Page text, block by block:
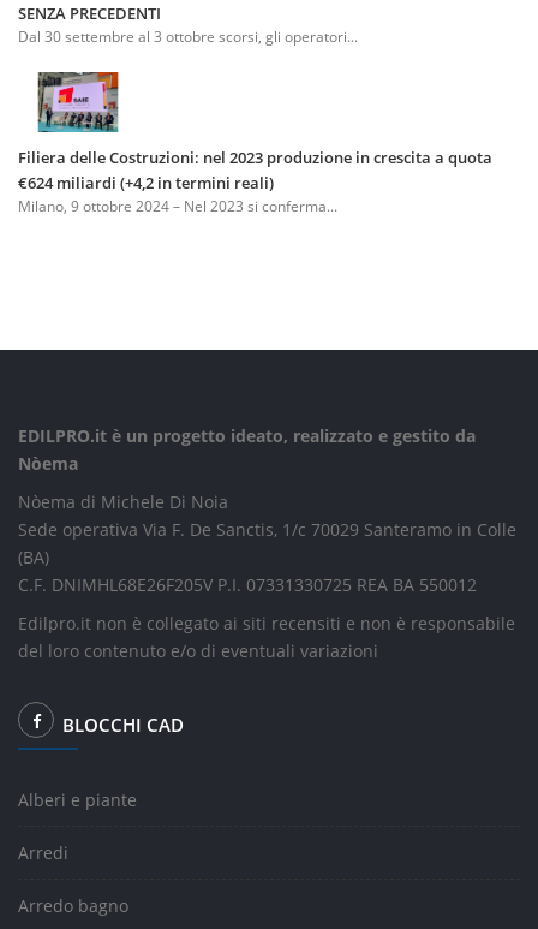
SENZA PRECEDENTI
Dal 30 settembre al 3 ottobre scorsi, gli operatori...
Filiera delle Costruzioni: nel 2023 produzione in crescita a quota
€624 miliardi (+4,2 in termini reali)
Milano, 9 ottobre 2024 – Nel 2023 si conferma...
EDILPRO.it è un progetto ideato, realizzato e gestito da
Nòema
Nòema di Michele Di Noia
Sede operativa Via F. De Sanctis, 1/c 70029 Santeramo in Colle
(BA)
C.F. DNIMHL68E26F205V P.I. 07331330725 REA BA 550012
Edilpro.it non è collegato ai siti recensiti e non è responsabile
del loro contenuto e/o di eventuali variazioni
BLOCCHI CAD
Alberi e piante
Arredi
Arredo bagno